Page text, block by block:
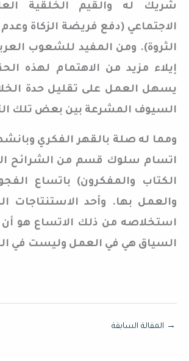
شريك له والقيم الخلقية
الاجتماعي (دفع فريضة الزكاة
الثروة). ومن المفيد للشعوب
إيلاء مزيد من الاهتمام لهذه
يسهل العمل على تقليل حدة
السيوف المشرعة بين بعض تلك
ومما له صلة بالقهر الفكري
اتسام سلوك قسم من الشرائح
الكتاب والمفكرون) باتساع
والعمل بها. وأحد الاستنتاجات
استخلاصه من ذلك الاتساع هو أن
السياق هي في العمل وليست في
→ المقالة السابقة